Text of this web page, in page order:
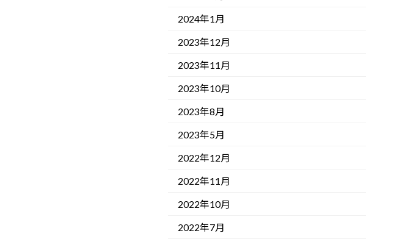
2024年1月
2023年12月
2023年11月
2023年10月
2023年8月
2023年5月
2022年12月
2022年11月
2022年10月
2022年7月